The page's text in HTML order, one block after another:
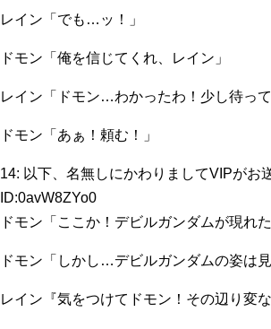
レイン「でも…ッ！」
ドモン「俺を信じてくれ、レイン」
レイン「ドモン…わかったわ！少し待っ
ドモン「あぁ！頼む！」
14: 以下、名無しにかわりましてVIPがお
ID:0avW8ZYo0
ドモン「ここか！デビルガンダムが現れ
ドモン「しかし…デビルガンダムの姿は
レイン『気をつけてドモン！その辺り変